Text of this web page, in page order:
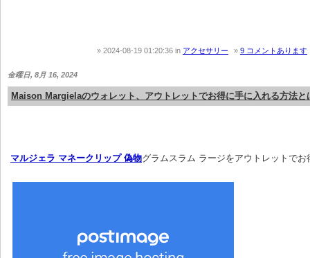
2024-08-19 01:20:36 in アクセサリー 9 コメントあります
金曜日, 8月 16, 2024
Maison Margielaのウォレット、アウトレットでお得に手に入れる方法と
マルジェラ マネークリップ 偽物グラムスラム ラージをアウトレットでお